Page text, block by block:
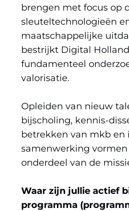
brengen met focus op
sleuteltechnologieën
maatschappelijke
bestrijkt Digital
fundamenteel
valorisatie.
Opleiden van nieuw
bijscholing, kennis-
betrekken van mkb en
samenwerking
onderdeel van de
Waar zijn jullie actief
programma